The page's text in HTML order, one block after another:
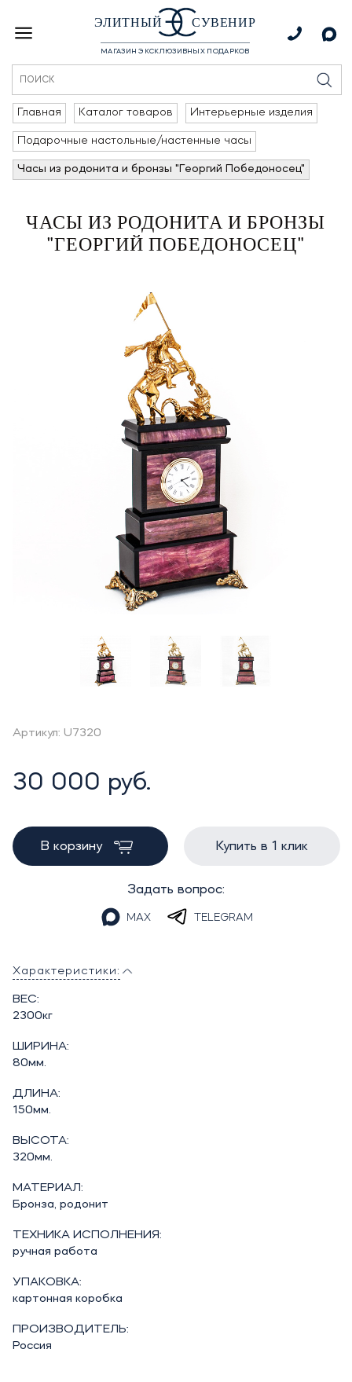
ЭЛИТНЫЙ СУВЕНИР
МАГАЗИН ЭКСКЛЮЗИВНЫХ ПОДАРКОВ
Главная Каталог товаров Интерьерные изделия
Подарочные настольные/настенные часы
Часы из родонита и бронзы "Георгий Победоносец"
ЧАСЫ ИЗ РОДОНИТА И БРОНЗЫ
"ГЕОРГИЙ ПОБЕДОНОСЕЦ"
Артикул: U7320
30 000 руб.
В корзину Купить в 1 клик
Задать вопрос:
MAX TELEGRAM
Характеристики:
ВЕС:
2300кг
ШИРИНА:
80мм.
ДЛИНА:
150мм.
ВЫСОТА:
320мм.
МАТЕРИАЛ:
Бронза, родонит
ТЕХНИКА ИСПОЛНЕНИЯ:
ручная работа
УПАКОВКА:
картонная коробка
ПРОИЗВОДИТЕЛЬ:
Россия